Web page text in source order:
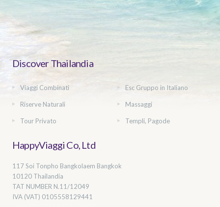
Discover Thailandia
Viaggi Combinati Esc Gruppo in Italiano
Riserve Naturali Massaggi
Tour Privato Templi, Pagode
HappyViaggi Co, Ltd
117 Soi Tonpho Bangkolaem Bangkok
10120 Thailandia
TAT NUMBER N.11/12049
IVA (VAT) 0105558129441